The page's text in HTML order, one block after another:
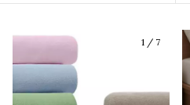
1 / 7